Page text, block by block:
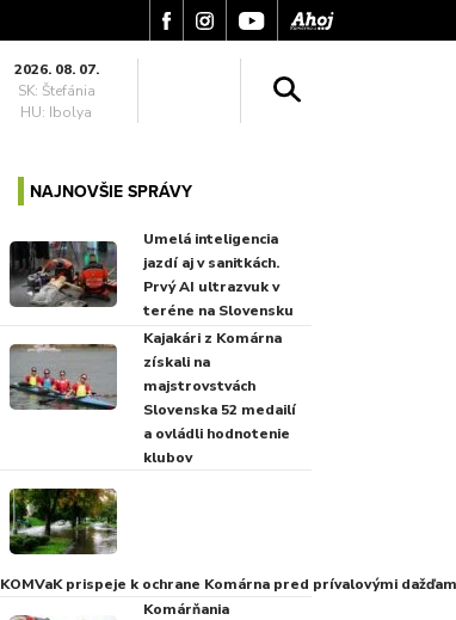
2026. 08. 07.
SK: Štefánia
HU: Ibolya
NAJNOVŠIE SPRÁVY
Umelá inteligencia
jazdí aj v sanitkách.
Prvý AI ultrazvuk v
teréne na Slovensku
Kajakári z Komárna
získali na
majstrovstvách
Slovenska 52 medailí
a ovládli hodnotenie
klubov
KOMVaK prispeje k ochrane Komárna pred prívalovými
Komárňania